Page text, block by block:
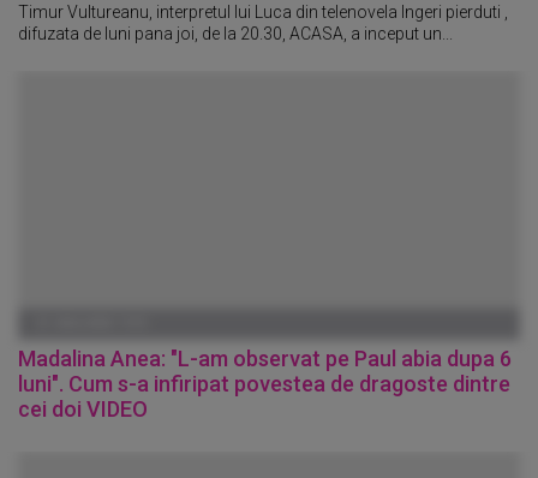
Timur Vultureanu, interpretul lui Luca din telenovela Ingeri pierduti ,
difuzata de luni pana joi, de la 20.30, ACASA, a inceput un...
Madalina Anea: "L-am observat pe Paul abia dupa 6
luni". Cum s-a infiripat povestea de dragoste dintre
cei doi VIDEO